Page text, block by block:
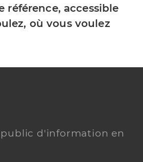
référence, accessible
où vous voulez
public d'information en